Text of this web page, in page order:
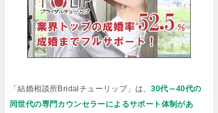
「結婚相談所Bridalチューリップ」は、30代～40代の
同世代の専門カウンセラーによるサポート体制があ